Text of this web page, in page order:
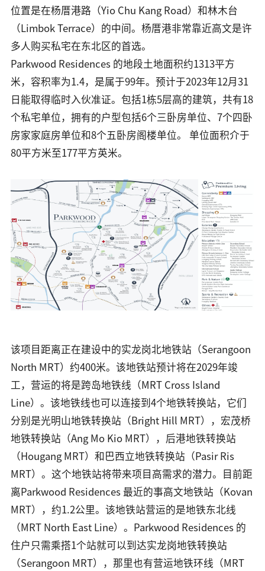
位置是在杨厝港路（Yio Chu Kang Road）和林木台
（Limbok Terrace）的中间。杨厝港非常靠近高文是许
多人购买私宅在东北区的首选。
Parkwood Residences 的地段土地面积约1313平方
米，容积率为1.4，是属于99年。预计于2023年12月31
日能取得临时入伙准证。包括1栋5层高的建筑，共有18
个私宅单位，拥有的户型包括6个三卧房单位、7个四卧
房家家庭房单位和8个五卧房阁楼单位。 单位面积介于
80平方米至177平方英米。
该项目距离正在建设中的实龙岗北地铁站（Serangoon
North MRT）约400米。该地铁站预计将在2029年竣
工，营运的将是跨岛地铁线（MRT Cross Island
Line）。该地铁线也可以连接到4个地铁转换站，它们
分别是光明山地铁转换站（Bright Hill MRT），宏茂桥
地铁转换站（Ang Mo Kio MRT），后港地铁转换站
（Hougang MRT）和巴西立地铁转换站（Pasir Ris
MRT）。这个地铁站将带来项目高需求的潜力。目前距
离Parkwood Residences 最近的事高文地铁站（Kovan
MRT），约1.2公里。该地铁站营运的是地铁东北线
（MRT North East Line）。Parkwood Residences 的
住户只需乘搭1个站就可以到达实龙岗地铁转换站
（Serangoon MRT），那里也有营运地铁环线（MRT